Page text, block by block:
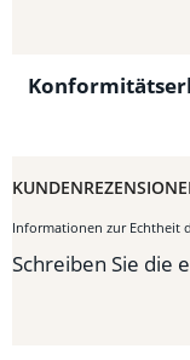
Informationen zur Echtheit
Schreiben Sie die